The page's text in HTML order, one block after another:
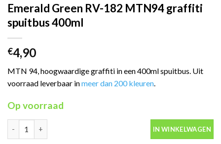
Emerald Green RV-182 MTN94 graffiti
spuitbus 400ml
€4,90
MTN 94, hoogwaardige graffiti in een 400ml spuitbus. Uit
voorraad leverbaar inmeer dan 200 kleuren.
Op voorraad
IN WINKELWAGEN